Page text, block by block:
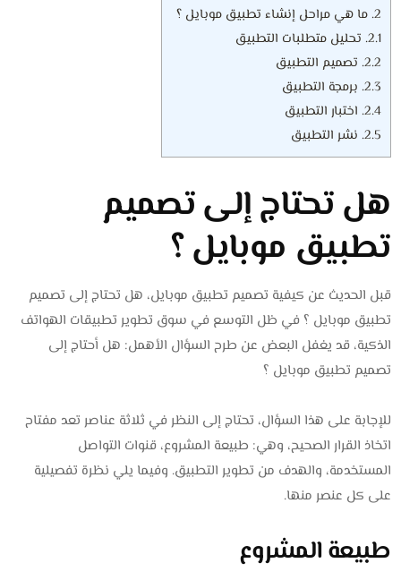
2. ما هي مراحل إنشاء تطبيق موبايل ؟
2.1. تحليل متطلبات التطبيق
2.2. تصميم التطبيق
2.3. برمجة التطبيق
2.4. اختبار التطبيق
2.5. نشر التطبيق
هل تحتاج إلى تصميم
تطبيق موبايل ؟
قبل الحديث عن كيفية تصميم تطبيق موبايل، هل تحتاج إلى تصميم
تطبيق موبايل ؟ في ظل التوسع في سوق تطوير تطبيقات الهواتف
الذكية، قد يغفل البعض عن طرح السؤال الأهمل: هل أحتاج إلى
تصميم تطبيق موبايل ؟
للإجابة على هذا السؤال، تحتاج إلى النظر في ثلاثة عناصر تعد مفتاح
اتخاذ القرار الصحيح، وهي: طبيعة المشروع، قنوات التواصل
المستخدمة، والهدف من تطوير التطبيق. وفيما يلي نظرة تفصيلية
على كل عنصر منها.
طبيعة المشروع